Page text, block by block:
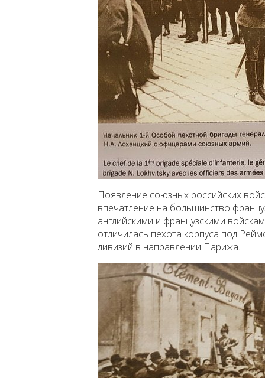
Появление союзных российских
впечатление на большинство
английскими и французскими
отличилась пехота корпуса под
дивизий в направлении Парижа.